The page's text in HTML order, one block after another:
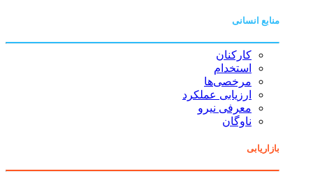
منابع انسانی
کارکنان
استخدام
مرخصی‌ها
ارزیابی عملکرد
معرفی نیرو
ناوگان
بازاریابی